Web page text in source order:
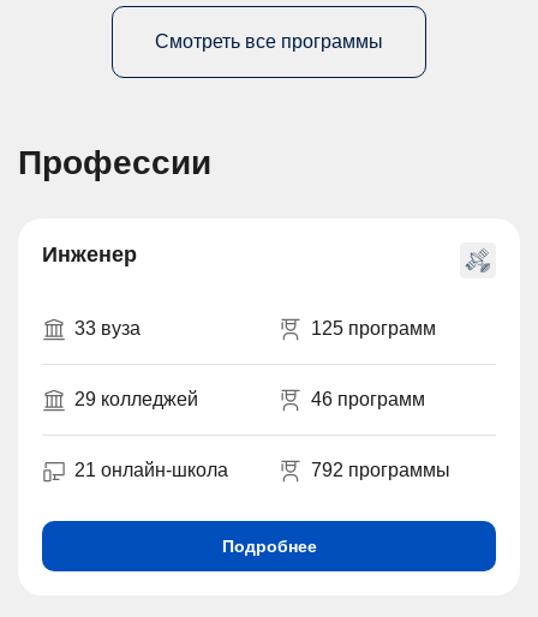
Смотреть все программы
Профессии
Инженер
33 вуза 125 программ
29 колледжей 46 программ
21 онлайн-школа 792 программы
Подробнее